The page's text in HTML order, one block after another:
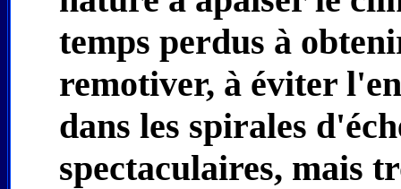
temps perdus à
remotiver, à éviter
dans les spirales
spectaculaires, mais